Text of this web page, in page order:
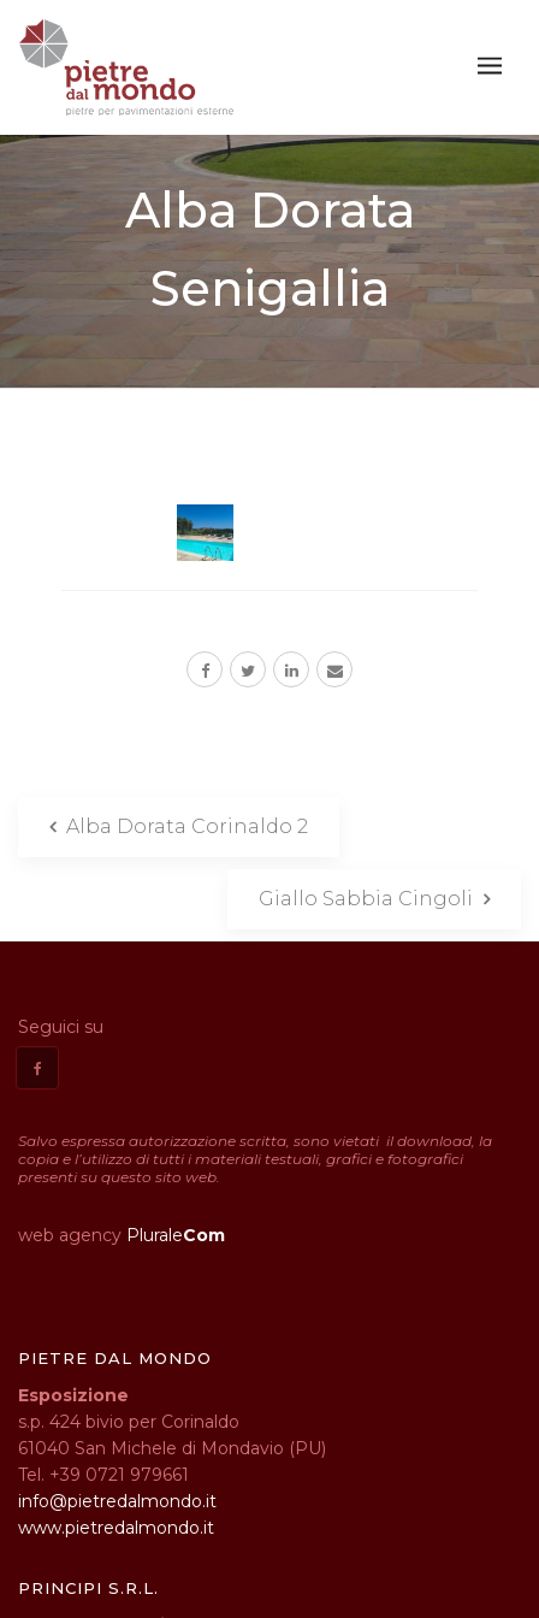
Alba Dorata
Senigallia
Alba Dorata Corinaldo 2
Giallo Sabbia Cingoli
Seguici su
Salvo espressa autorizzazione scritta, sono vietati il download, la
copia e l’utilizzo di tutti i materiali testuali, grafici e fotografici
presenti su questo sito web.
web agency PluraleCom
PIETRE DAL MONDO
Esposizione
s.p. 424 bivio per Corinaldo
61040 San Michele di Mondavio (PU)
Tel. +39 0721 979661
info@pietredalmondo.it
www.pietredalmondo.it
PRINCIPI S.R.L.